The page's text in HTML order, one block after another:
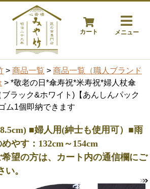
カート メニュー
> 商品一覧 > 商品一覧（職人ブランド
> *敬老の日*傘寿祝*米寿祝*婦人杖傘
ラック&ホワイト)【あんしんパック
ム1個即納できます
■婦人用(紳士も使用可）■雨
やす：132cm～154cm
望の方は、カート内の通信欄にご
。